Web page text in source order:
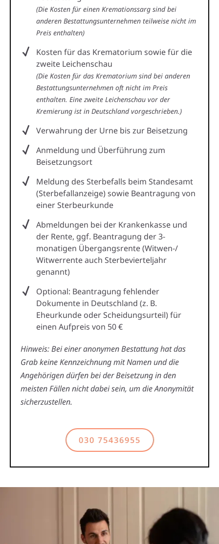
(Die Kosten für einen Kremationssarg sind bei
anderen Bestattungsunternehmen teilweise nicht im
Preis enthalten)
Kosten für das Krematorium sowie für die
zweite Leichenschau
(Die Kosten für das Krematorium sind bei anderen
Bestattungsunternehmen oft nicht im Preis
enthalten. Eine zweite Leichenschau vor der
Kremierung ist in Deutschland vorgeschrieben.)
Verwahrung der Urne bis zur Beisetzung
Anmeldung und Überführung zum
Beisetzungsort
Meldung des Sterbefalls beim Standesamt
(Sterbefallanzeige) sowie Beantragung von
einer Sterbeurkunde
Abmeldungen bei der Krankenkasse und
der Rente, ggf. Beantragung der 3-
monatigen Übergangsrente (Witwen-/
Witwerrente auch Sterbevierteljahr
genannt)
Optional: Beantragung fehlender
Dokumente in Deutschland (z. B.
Eheurkunde oder Scheidungsurteil) für
einen Aufpreis von 50 €
Hinweis: Bei einer anonymen Bestattung hat das
Grab keine Kennzeichnung mit Namen und die
Angehörigen dürfen bei der Beisetzung in den
meisten Fällen nicht dabei sein, um die Anonymität
sicherzustellen.
030 75436955